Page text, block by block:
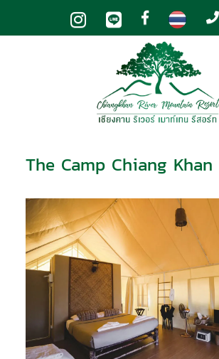
The Camp Chiang Khan